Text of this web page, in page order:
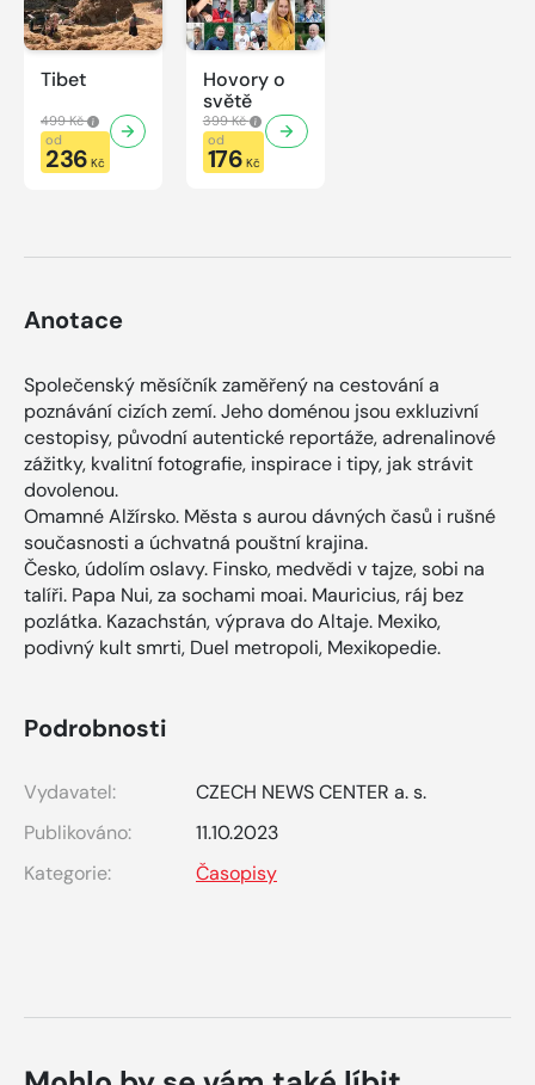
Tibet
499 Kč
od
236 Kč
Hovory o
světě
399 Kč
od
176 Kč
Anotace
Společenský měsíčník zaměřený na cestování a
poznávání cizích zemí. Jeho doménou jsou exkluzivní
cestopisy, původní autentické reportáže, adrenalinové
zážitky, kvalitní fotografie, inspirace i tipy, jak strávit
dovolenou.
Omamné Alžírsko. Města s aurou dávných časů i rušné
současnosti a úchvatná pouštní krajina.
Česko, údolím oslavy. Finsko, medvědi v tajze, sobi na
talíři. Papa Nui, za sochami moai. Mauricius, ráj bez
pozlátka. Kazachstán, výprava do Altaje. Mexiko,
podivný kult smrti, Duel metropoli, Mexikopedie.
Podrobnosti
Vydavatel:
CZECH NEWS CENTER a. s.
Publikováno:
11.10.2023
Kategorie:
Časopisy